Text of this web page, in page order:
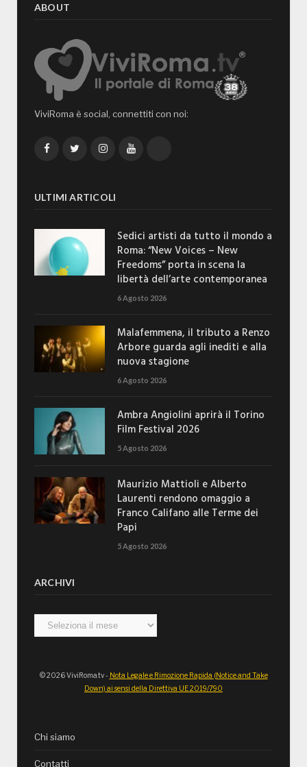
ABOUT
ViviRoma è social, connettiti con noi:
FacebookTwitterInstagramYouTube
ULTIMI ARTICOLI
Sedici artisti da tutto il mondo a
Roma: “New Voices – New
Freedoms” porta in scena la
libertà dell’arte contemporanea
6 Agosto 2026
Malafemmena, il tributo a Renzo
Arbore guarda agli inediti e alla
nuova stagione
6 Agosto 2026
Ambra Angiolini aprirà il Torino
Film Festival 2026
5 Agosto 2026
Maurizio Mattioli e Alberto
Laurenti rendono omaggio a
Franco Califano alle Terme dei
Papi
5 Agosto 2026
ARCHIVI
Archivi
© 2026 ViviRoma.tv - Nota Legale e Rimozione Rapida (Notice and Take
Down) ai sensi della Direttiva UE 2019/790
Chi siamo
Contatti